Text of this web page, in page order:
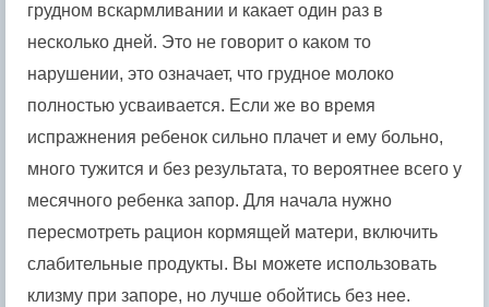
грудном вскармливании и какает один раз в
несколько дней. Это не говорит о каком то
нарушении, это означает, что грудное молоко
полностью усваивается. Если же во время
испражнения ребенок сильно плачет и ему больно,
много тужится и без результата, то вероятнее всего у
месячного ребенка запор. Для начала нужно
пересмотреть рацион кормящей матери, включить
слабительные продукты. Вы можете использовать
клизму при запоре, но лучше обойтись без нее.